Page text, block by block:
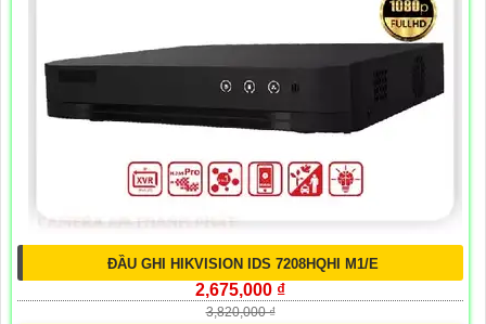
ĐẦU GHI HIKVISION IDS 7208HQHI M1/E
2,675,000 ₫
3,820,000 ₫